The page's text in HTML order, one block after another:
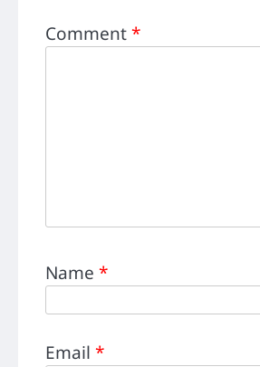
Comment*
Name *
Email *